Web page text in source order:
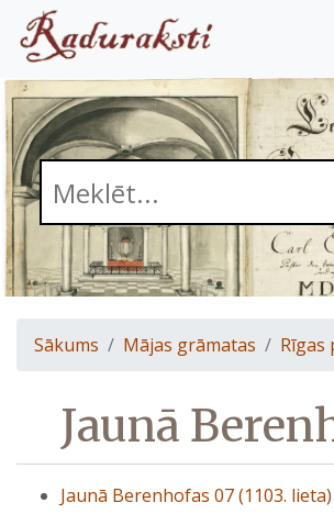
Sākums Mājas grāmatas Rīgas
Jaunā
Jaunā Berenhofas 07 (1103. lieta)